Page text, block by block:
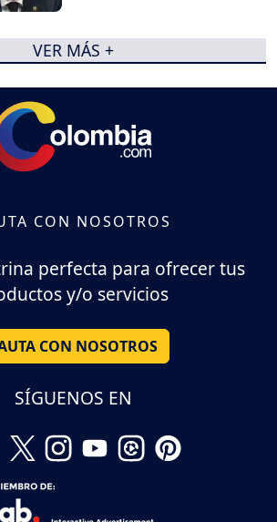
VER MÁS +
CON NOSOTROS
perfecta para ofrecer tus
y/o servicios
CON NOSOTROS
SÍGUENOS EN